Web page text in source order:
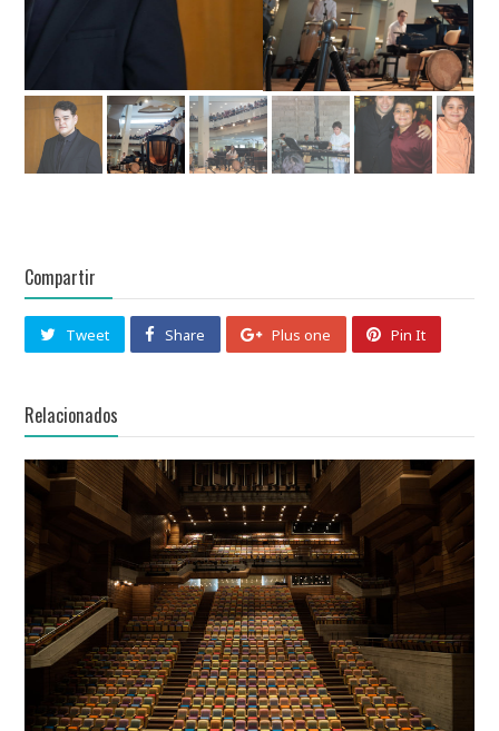
Compartir
Tweet Share Plus one Pin It
Relacionados